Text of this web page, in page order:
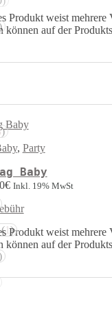
Produkt weist mehrere
können auf der
, Party
Baby
€ Inkl. 19% MwSt
Produkt weist mehrere
können auf der
)
(1)